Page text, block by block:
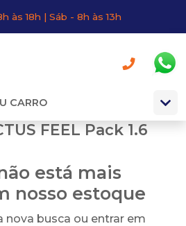
às 18h | Sáb - 8h às 13h
CARRO
FEEL Pack 1.6
está mais
nosso estoque
nova busca ou entrar em